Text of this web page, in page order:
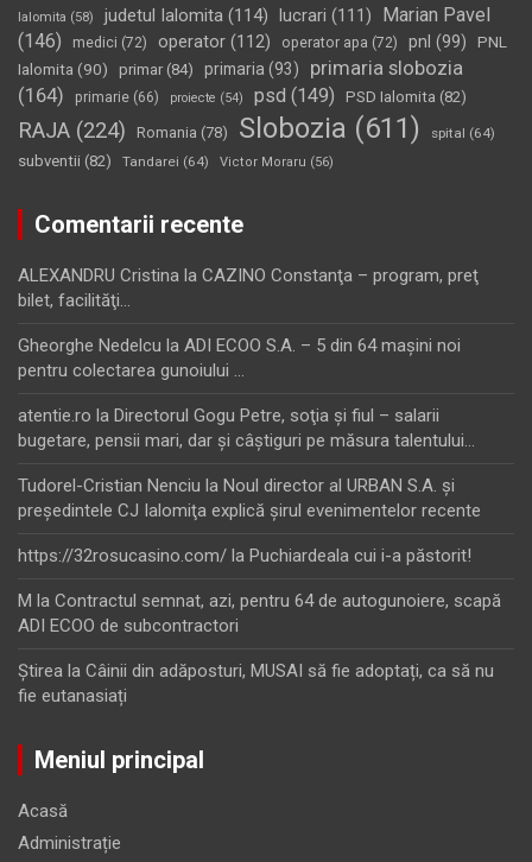
Ialomita (58) judetul Ialomita (114) lucrari (111)
Marian Pavel
(146)
medici (72) operator (112) operator apa (72) pnl (99)
PNL
Ialomita (90) primar(84) primaria (93)
primaria slobozia
(164)
primarie (66) proiecte (54) psd (149) PSD Ialomita (82)
RAJA (224) Romania (78) Slobozia (611) spital (64)
subventii (82) Tandarei (64) Victor Moraru (56)
Comentarii recente
ALEXANDRU Cristina la CAZINO Constanţa – program, preţ
bilet, facilităţi…
Gheorghe Nedelcu la ADI ECOO S.A. – 5 din 64 maşini noi
pentru colectarea gunoiului …
atentie.ro la Directorul Gogu Petre, soţia şi fiul – salarii
bugetare, pensii mari, dar şi câştiguri pe măsura talentului…
Tudorel-Cristian Nenciu la Noul director al URBAN S.A. şi
preşedintele CJ Ialomiţa explică şirul evenimentelor recente
https://32rosucasino.com/ la Puchiardeala cui i-a păstorit!
M la Contractul semnat, azi, pentru 64 de autogunoiere, scapă
ADI ECOO de subcontractori
Ştirea la Câinii din adăposturi, MUSAI să fie adoptați, ca să nu
fie eutanasiați
Meniul principal
Acasă
Administrație